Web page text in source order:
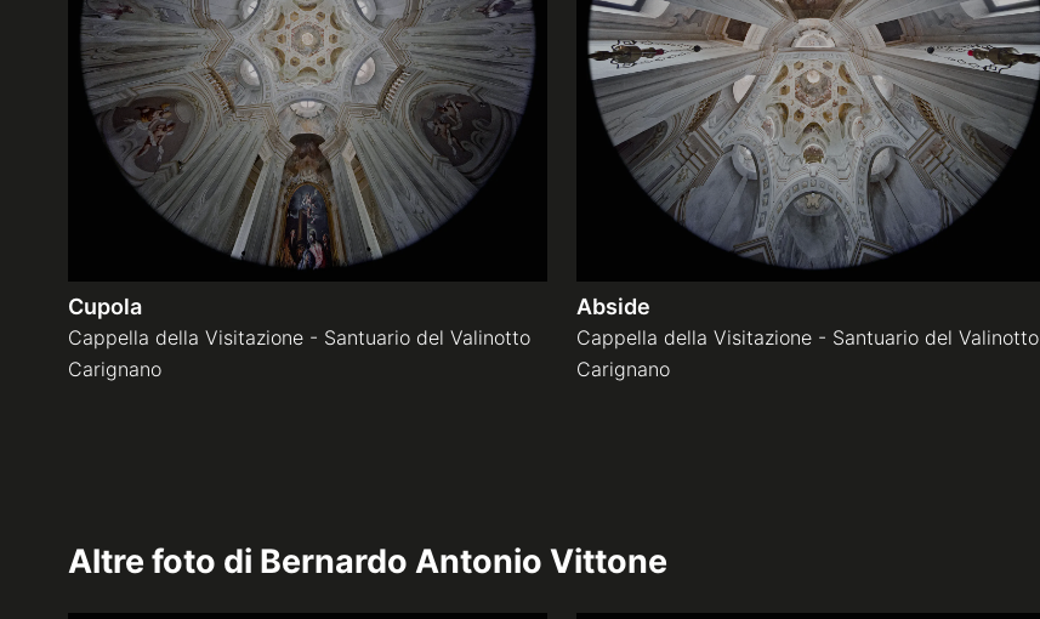
Cupola
Cappella della Visitazione - Santuario del Valinotto
Carignano
Abside
Cappella della Visitazione - Santuario del Valinotto
Carignano
Altre foto di Bernardo Antonio Vittone